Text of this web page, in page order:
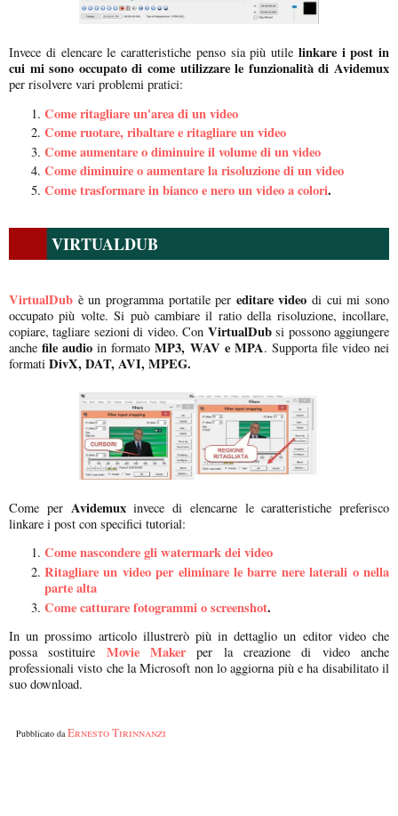
Invece di elencare le caratteristiche penso sia più utile linkare i post in
cui mi sono occupato di come utilizzare le funzionalità di Avidemux
per risolvere vari problemi pratici:
Come ritagliare un'area di un video
Come ruotare, ribaltare e ritagliare un video
Come aumentare o diminuire il volume di un video
Come diminuire o aumentare la risoluzione di un video
Come trasformare in bianco e nero un video a colori.
VIRTUALDUB
VirtualDub è un programma portatile per editare video di cui mi sono
occupato più volte. Si può cambiare il ratio della risoluzione, incollare,
copiare, tagliare sezioni di video. Con VirtualDubsi possono aggiungere
anchefile audio in formato MP3, WAV e MPA. Supporta file video nei
formati DivX, DAT, AVI, MPEG.
Come per Avidemuxinvece di elencarne le caratteristiche preferisco
linkare i post con specifici tutorial:
Come nascondere gli watermark dei video
Ritagliare un video per eliminare le barre nere laterali o nella
parte alta
Come catturare fotogrammi o screenshot.
In un prossimo articolo illustrerò più in dettaglio un editor video che
possa sostituire Movie Makerper la creazione di video anche
professionali visto che la Microsoft non lo aggiorna più e ha disabilitato il
suo download.
Pubblicato daErnesto Tirinnanzi